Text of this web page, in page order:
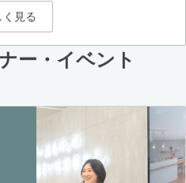
く見る
ー・イベント